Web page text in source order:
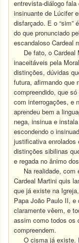
entrevista-diálogo
insinuante de Lúcifer
disfarçado. E o “sim”
do que pronunciado
escandaloso Cardeal
De fato, o Cardeal
inaceitáveis pela
distinções, dúvidas
futura, afirmando que
compreendido, que
com interrogações, e
aprendeu bem a
nega, insinua e
escondendo o
justificativa enrolados
distinções sibilinas
e regada no ânimo
Na realidade, com
Cardeal Martini quis
que já existe na
Papa João Paulo II,
claramente vêem, e
assim como todos os
compreendem.
O cisma já existe.